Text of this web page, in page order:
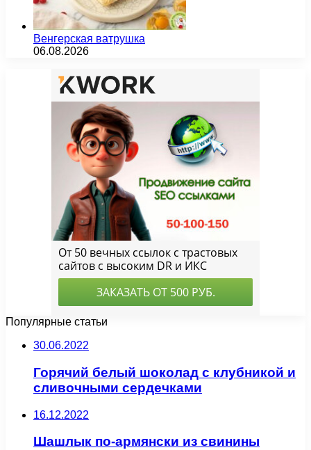
Венгерская ватрушка
06.08.2026
Популярные статьи
30.06.2022
Горячий белый шоколад с клубникой и
сливочными сердечками
16.12.2022
Шашлык по-армянски из свинины